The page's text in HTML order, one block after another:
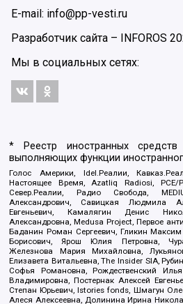
E-mail: info@pp-vesti.ru
Разработчик сайта –
INFOROS
Мы в социальных сетях:
* Реестр иностранных
выполняющих функции
Голос Америки, Idel.Реалии,
Настоящее Время, Azatliq Radiosi, PCE/
Север.Реалии, Радио Свобода,
Александрович, Савицкая Людмила
Евгеньевич, Камалягин Денис
Александровна, Medusa Project, Первое
Баданин Роман Сергеевич, Гликин
Борисович, Ярош Юлия Петровна,
Железнова Мария Михайловна,
Елизавета Витальевна, The Insider SIA,
Софья Романовна, Рождественский
Владимировна, Постернак Алексей
Степан Юрьевич, Istories fonds, Шмагун
Алеся Алексеевна, Долинина Ирина